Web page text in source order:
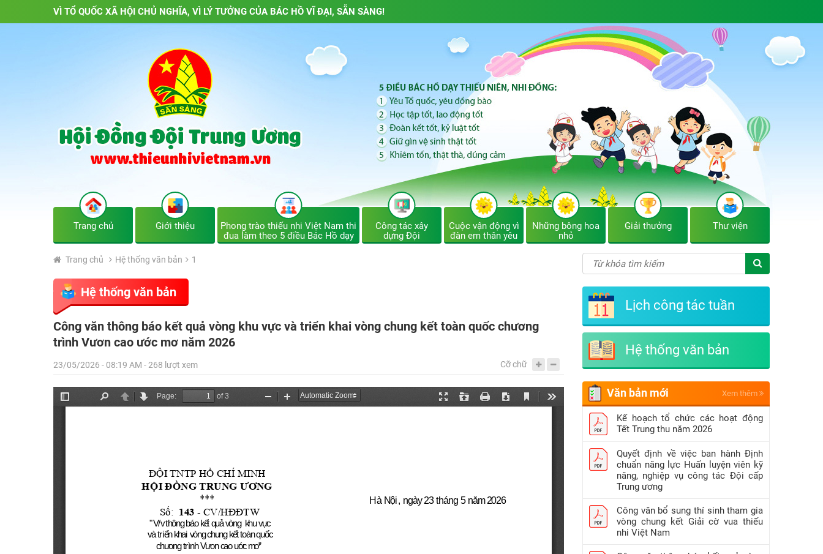
VÌ TỔ QUỐC XÃ HỘI CHỦ NGHĨA, VÌ LÝ TƯỞNG CỦA BÁC HỒ VĨ ĐẠI, SẴN SÀNG!
Trang chủ Giới thiệu
Phong trào thiếu nhi Việt Nam thi
đua làm theo 5 điều Bác Hồ dạy
Công tác xây
dựng Đội
Cuộc vận động vì
đàn em thân yêu
Những bông hoa
nhỏ
Giải thưởng Thư viện
Trang chủ Hệ thống văn bản 1
Hệ thống văn bản
Công văn thông báo kết quả vòng khu vực và triển khai vòng chung kết toàn quốc chương
trình Vươn cao ước mơ năm 2026
23/05/2026 - 08:19 AM - 268 lượt xem Cỡ chữ
Lịch công tác tuần
Hệ thống văn bản
Văn bản mới Xem thêm
Kế hoạch tổ chức các hoạt động
Tết Trung thu năm 2026
Quyết định về việc ban hành Định
chuẩn năng lực Huấn luyện viên kỹ
năng, nghiệp vụ công tác Đội cấp
Trung ương
Công văn bổ sung thí sinh tham gia
vòng chung kết Giải cờ vua thiếu
nhi Việt Nam